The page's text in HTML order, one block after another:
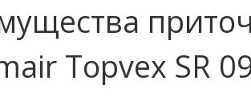
Topvex SR